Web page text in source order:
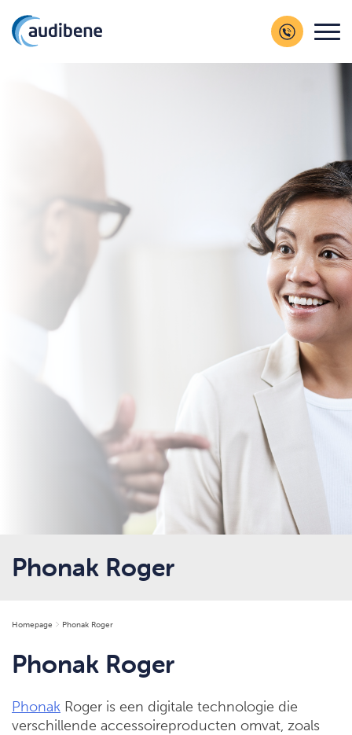
Phonak Roger
Homepage Phonak Roger
Phonak Roger
Phonak Roger is een digitale technologie die
verschillende accessoireproducten omvat, zoals